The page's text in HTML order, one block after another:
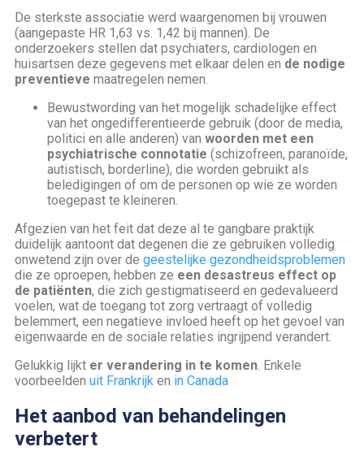
De sterkste associatie werd waargenomen bij vrouwen
(aangepaste HR 1,63 vs. 1,42 bij mannen). De
onderzoekers stellen dat psychiaters, cardiologen en
huisartsen deze gegevens met elkaar delen en de nodige
preventieve maatregelen nemen.
Bewustwording van het mogelijk schadelijke effect
van het ongedifferentieerde gebruik (door de media,
politici en alle anderen) van woorden met een
psychiatrische connotatie (schizofreen, paranoïde,
autistisch, borderline), die worden gebruikt als
beledigingen of om de personen op wie ze worden
toegepast te kleineren.
Afgezien van het feit dat deze al te gangbare praktijk
duidelijk aantoont dat degenen die ze gebruiken volledig
onwetend zijn over de geestelijke gezondheidsproblemen
die ze oproepen, hebben ze een desastreus effect op
de patiënten, die zich gestigmatiseerd en gedevalueerd
voelen, wat de toegang tot zorg vertraagt of volledig
belemmert, een negatieve invloed heeft op het gevoel van
eigenwaarde en de sociale relaties ingrijpend verandert.
Gelukkig lijkt er verandering in te komen. Enkele
voorbeelden uit Frankrijk en in Canada
Het aanbod van behandelingen
verbetert